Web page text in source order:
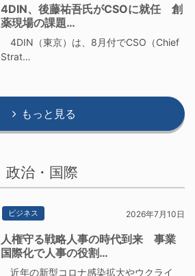
4DIN、後藤祐吾氏がCSOに就任 創
薬現場の課題…
4DIN（東京）は、8月付でCSO（Chief
Strat…
もっと見る
政治・国際
ビジネス 2026年7月10日
人権守る戦略人事の時代到来 事業
国際化で人事の役割…
近年の新型コロナ感染拡大やウクライ